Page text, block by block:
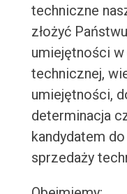
techniczne
złożyć
umiejętności
technicznej,
umiejętności,
determinacja
kandydatem
sprzedaży